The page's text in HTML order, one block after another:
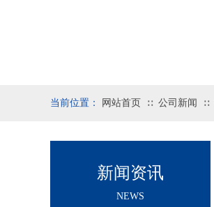
当前位置： 网站首页 ∷ 公司新闻 ∷
新闻资讯
NEWS